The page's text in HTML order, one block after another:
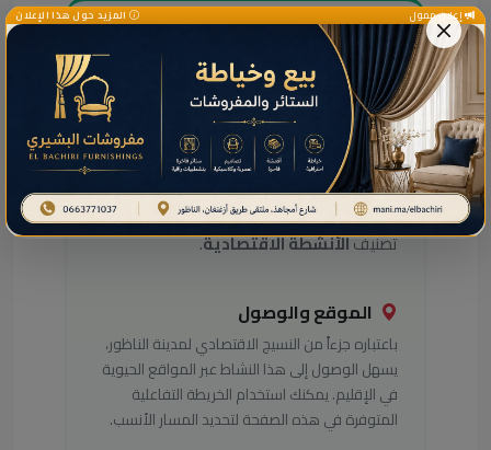
دليل خدمات هذا النشاط
بالناظور
هل تبحث عن معلومات التواصل مع
النشاطفي مدينة الناظور؟ يوفر لك دليل
مرحباناظور
(Marhaba Nador) كافة التفاصيل
التي تحتاجها للوصول إلى أفضل الخدمات في
تصنيفالأنشطة الاقتصادية.
الموقع والوصول
باعتباره جزءاً من النسيج الاقتصادي لمدينة الناظور،
يسهل الوصول إلى هذا النشاط عبر المواقع الحيوية
في الإقليم. يمكنك استخدام الخريطة التفاعلية
المتوفرة في هذه الصفحة لتحديد المسار الأنسب.
إعلان ممول المزيد حول هذا الإعلان